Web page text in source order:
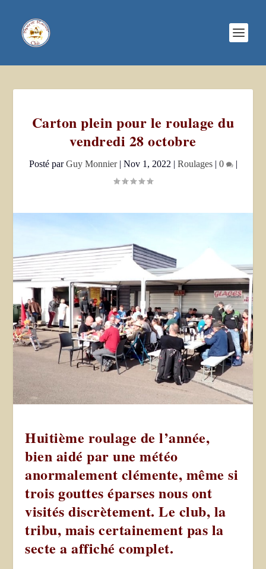
Carton plein pour le roulage du
vendredi 28 octobre
Posté parGuy Monnier| Nov 1, 2022 | Roulages| 0 |
Huitième roulage de l’année,
bien aidé par une météo
anormalement clémente, même si
trois gouttes éparses nous ont
visités discrètement. Le club, la
tribu, mais certainement pas la
secte a affiché complet.